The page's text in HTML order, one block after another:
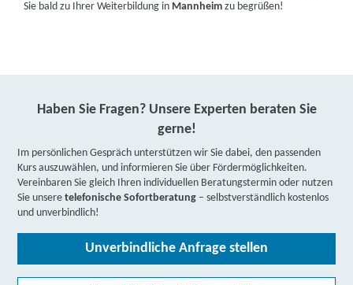
Sie bald zu Ihrer Weiterbildung in Mannheim zu begrüßen!
Haben Sie Fragen? Unsere Experten beraten Sie
gerne!
Im persönlichen Gespräch unterstützen wir Sie dabei, den passenden
Kurs auszuwählen, und informieren Sie über Fördermöglichkeiten.
Vereinbaren Sie gleich Ihren individuellen Beratungstermin oder nutzen
Sie unseretelefonische Sofortberatung – selbstverständlich kostenlos
und unverbindlich!
Unverbindliche Anfrage stellen